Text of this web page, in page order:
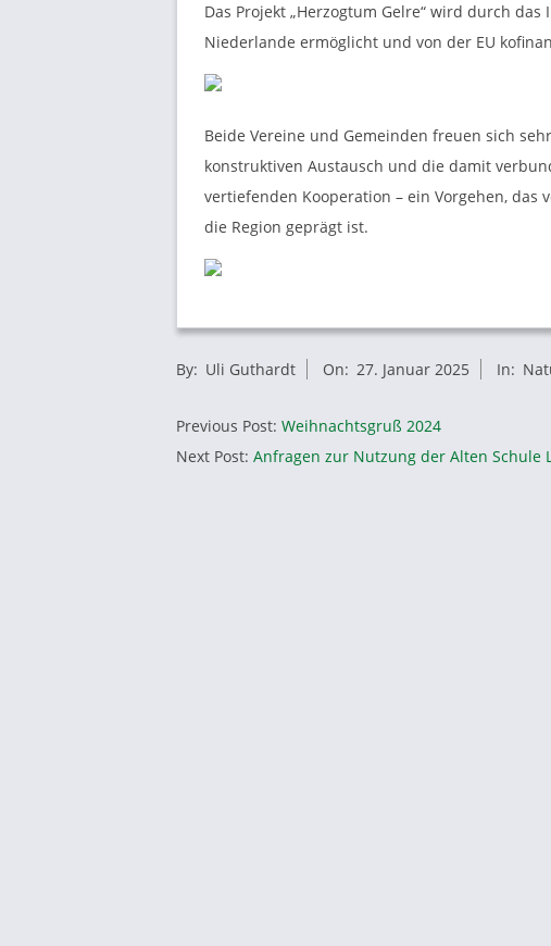
Das Projekt „Herzogtum Gelre“ wird durch
Niederlande ermöglicht und von der EU
Beide Vereine und Gemeinden freuen sich
konstruktiven Austausch und die damit
vertiefenden Kooperation – ein Vorgehen,
die Region geprägt ist.
01-
By: Uli Guthardt On: 27. Januar 2025 In:
Previous Post: Weihnachtsgruß 2024
Next Post: Anfragen zur Nutzung der Alten Schule